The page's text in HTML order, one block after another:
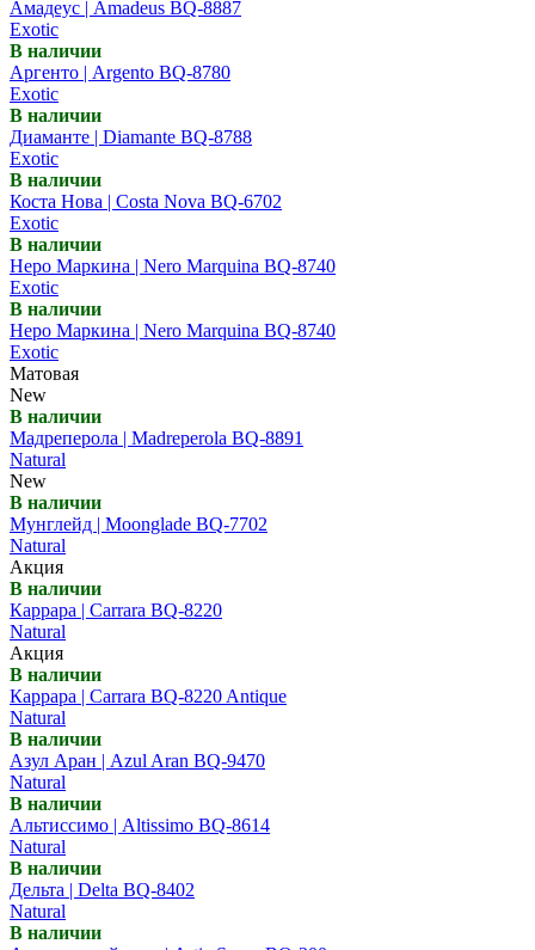
Амадеус | Amadeus BQ-8887
Exotic
В наличии
Аргенто | Argento BQ-8780
Exotic
В наличии
Диаманте | Diamante BQ-8788
Exotic
В наличии
Коста Нова | Costa Nova BQ-6702
Exotic
В наличии
Неро Маркина | Nero Marquina BQ-8740
Exotic
В наличии
Неро Маркина | Nero Marquina BQ-8740
Exotic
Матовая
New
В наличии
Мадреперола | Madreperola BQ-8891
Natural
New
В наличии
Мунглейд | Moonglade BQ-7702
Natural
Акция
В наличии
Каррара | Carrara BQ-8220
Natural
Акция
В наличии
Каррара | Carrara BQ-8220 Antique
Natural
В наличии
Азул Аран | Azul Aran BQ-9470
Natural
В наличии
Альтиссимо | Altissimo BQ-8614
Natural
В наличии
Дельта | Delta BQ-8402
Natural
В наличии